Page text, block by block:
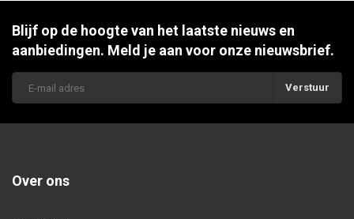
Blijf op de hoogte van het laatste nieuws en
aanbiedingen. Meld je aan voor onze nieuwsbrief.
Verstuur
Over ons